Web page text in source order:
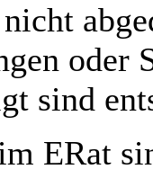
oder
sind
ERat